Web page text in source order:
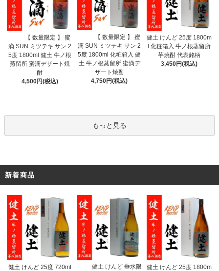
【 数量限定 】 蜜
滴 SUN ミツテキ サン 2
5度 1800ml 健土 牛ノ根
蒸留所 蜜滴デザート焼
酎
4,500円(税込)
【 数量限定 】 蜜
滴 SUN ミツテキ サン 2
5度 1800ml 化粧箱入 健
土 牛ノ根蒸留所 蜜滴デ
ザート焼酎
4,750円(税込)
健土 けんど 25度 1800m
l 化粧箱入 牛ノ根蒸留所
芋焼酎 代表銘柄
3,450円(税込)
もっと見る
新着商品
健土 けんど 25度 720ml
健土 けんど 垂水限
健土 けんど 25度 1800m